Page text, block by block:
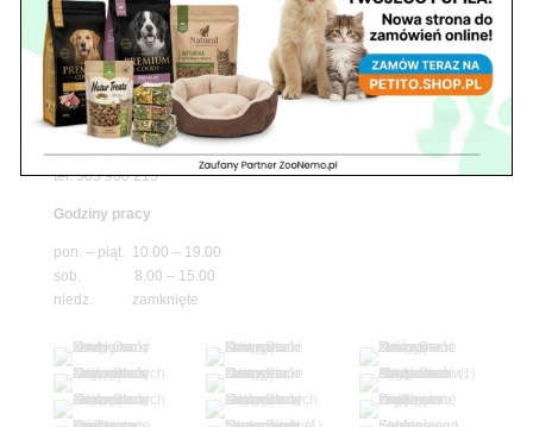
sob. 10.00 – 15.00
niedz. zamknięte
Adres
05-100 Nowy Dwór Mazowiecki
ul. Leśna 2
tel. 503 900 215
Godziny pracy
pon. – piąt. 10.00 – 19.00
sob. 8.00 – 15.00
niedz. zamknięte